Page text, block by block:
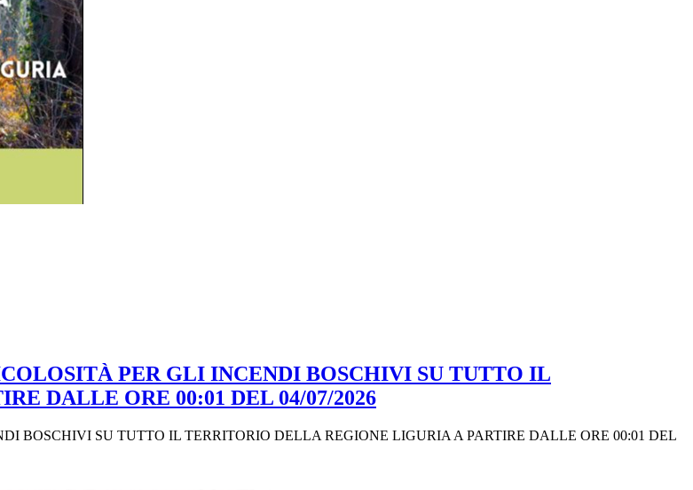
PER GLI INCENDI BOSCHIVI SU TUTTO IL
DALLE ORE 00:01 DEL 04/07/2026
BOSCHIVI SU TUTTO IL TERRITORIO DELLA REGIONE LIGURIA A PARTIRE DALLE ORE 00:01 DEL